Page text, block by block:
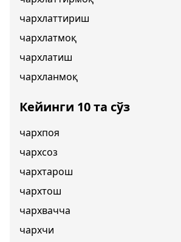
чархлаттириш
чархлатмоқ
чархлатиш
чархланмоқ
Кейинги 10 та сўз
чархпоя
чархсоз
чархтарош
чархтош
чархвачча
чархчи